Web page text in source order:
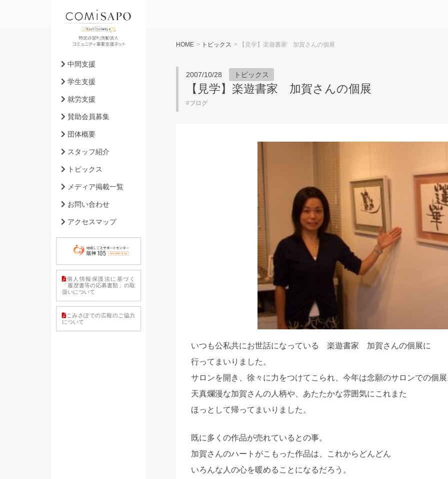
HOME > トピックス > 【見学】楽遊書家 加賀さんの個展
2007/10/28 トピックス
【見学】楽遊書家 加賀さんの個展
#ブログ
いつも公私共にお世話になっている 楽遊書家 加賀さんの個展に
行ってまいりました。
サロンを開き、徐々に力をつけてこられ、今年は念願のサロンでの個
天真爛漫な加賀さんの人柄や、あたたかな雰囲気にこれまた
ほっとして帰ってまいりました。
既に多くの作品が売れているとの事。
加賀さんのハートがこもった作品は、これからどんどん
いろんな人の心を暖めることになるだろう。
中間支援
学生支援
就労支援
賛助会員募集
団体概要
スタッフ紹介
トピックス
メディア掲載一覧
お問い合わせ
アクセスマップ
個人情報保護法に基づく
「履歴書等の応募書類」の取
扱いについて
こみさぽでの広報のご協力
について